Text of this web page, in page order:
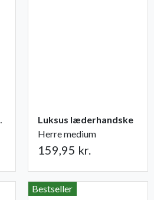
75 liter
Luksus læderhandske
Herre medium
159,95 kr.
Bestseller